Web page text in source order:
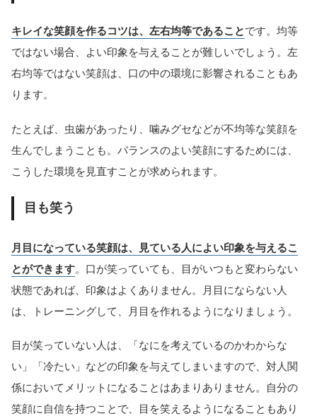
キレイな笑顔を作るコツは、左右均等であることです。均等
ではない場合、よい印象を与えることが難しいでしょう。左
右均等ではない笑顔は、口の中の環境に影響されることもあ
ります。
たとえば、虫歯があったり、噛みグセなどが不均等な笑顔を
生んでしまうことも。バランスのよい笑顔にするためには、
こうした環境を見直すことが求められます。
目も笑う
月目になっている笑顔は、見ている人によい印象を与えるこ
とができます。口が笑っていても、目がいつもと変わらない
状態であれば、印象はよくありません。月目にならない人
は、トレーニングして、月目を作れるようになりましょう。
目が笑っていない人は、「なにを考えているのかわからな
い」「冷たい」などの印象を与えてしまいますので、対人関
係においてメリットになることはあまりありません。自分の
笑顔に自信を持つことで、目を笑えるようになることもあり